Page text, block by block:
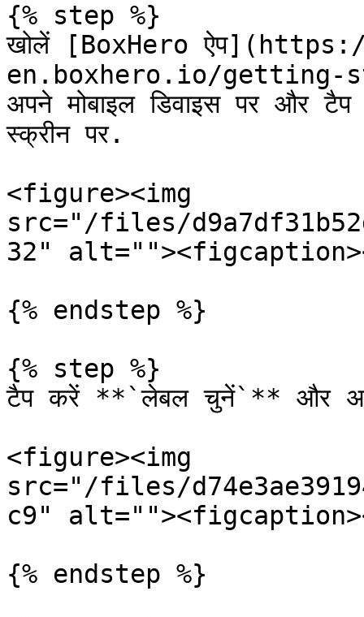
{% step %}
खोलें [BoxHero
en.boxhero.io/getting-
अपने मोबाइल डिवाइस पर और
स्क्रीन पर.
<figure><img
src="/files/
32"
{% endstep %}
{% step %}
टैप करें **`लेबल चुनें`** और
<figure><img
src="/files/
c9"
{% endstep %}